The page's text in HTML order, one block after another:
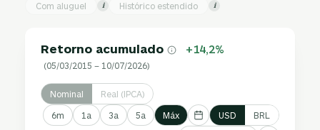
Com aluguel i Histórico estendido i
Retorno acumulado +14,2%
(05/03/2015 – 10/07/2026)
Nominal Real (IPCA)
6m 1a 3a 5a Máx USD BRL